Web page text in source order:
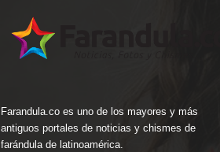
Farandula.co es uno de los mayores y más
antiguos portales de noticias y chismes de
farándula de latinoamérica.